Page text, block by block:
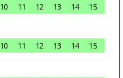
10 11 12 13 14
15
10 11 12 13 14
15